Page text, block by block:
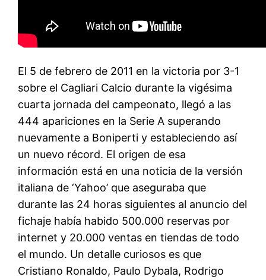
El 5 de febrero de 2011 en la victoria por 3-1
sobre el Cagliari Calcio durante la vigésima
cuarta jornada del campeonato, llegó a las
444 apariciones en la Serie A superando
nuevamente a Boniperti y estableciendo así
un nuevo récord. El origen de esa
información está en una noticia de la versión
italiana de ‘Yahoo’ que aseguraba que
durante las 24 horas siguientes al anuncio del
fichaje había habido 500.000 reservas por
internet y 20.000 ventas en tiendas de todo
el mundo. Un detalle curiosos es que
Cristiano Ronaldo, Paulo Dybala, Rodrigo